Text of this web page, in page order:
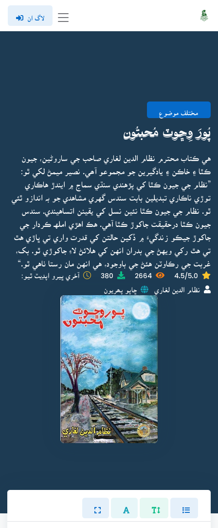
لاگ ان
مختلف موضوع
پُورَ وِڇوٽ مُحبتُون
هي ڪتاب محترم نظام الدين لغاري صاحب جي ساروڻين، جيون
ڪٿا ۽ خاڪن ۽ يادگيرين جو مجموعو آھي. نصير ميمڻ لکي ٿو:
”نظام جي جيون ڪٿا کي پڙهندي سنڌي سماج ۾ ايندڙ هاڪاري
توڙي ناڪاري تبديلين بابت سندس گهري مشاهدي جو بہ اندازو ٿئي
ٿو. نظام جي جيون ڪٿا نئين نسل کي يقينن اتساهيندي. سندس
جيون ڪٿا درحقيقت جاکوڙ ڪٿا آهي. هڪ اهڙي املهـ ڪردار جي
جاکوڙ جيڪو زندگيءَ ۾ ڏکين حالتن کي قدرت واري تي ڀاڙي هٿ
تي هٿ رکي ويهڻ جي بدران انهن کي هلائڻ لاءِ جاکوڙي ٿو. بک،
غربت جي رڪاوٽن هئڻ جي باوجود، هي انهن مان رستا ٺاهي ٿو.“
4.5/5.0
2664
380 آخري ڀيرو اپڊيٽ ٿيو:
نظام الدين لغاري ڇاپو پھريون